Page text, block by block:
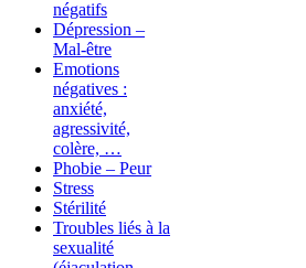
négatifs
Dépression –
Mal-être
Emotions
négatives :
anxiété,
agressivité,
colère, …
Phobie – Peur
Stress
Stérilité
Troubles liés à la
sexualité